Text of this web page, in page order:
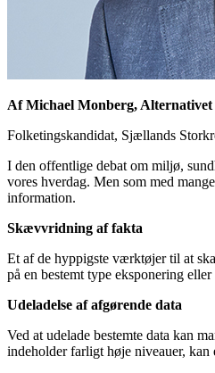
Af Michael Monberg, Alternativet
Folketingskandidat, Sjællands
I den offentlige debat om miljø,
vores hverdag. Men som med
information.
Skævvridning af fakta
Et af de hyppigste værktøjer til at
på en bestemt type eksponering
Udeladelse af afgørende data
Ved at udelade bestemte data kan
indeholder farligt høje niveauer,